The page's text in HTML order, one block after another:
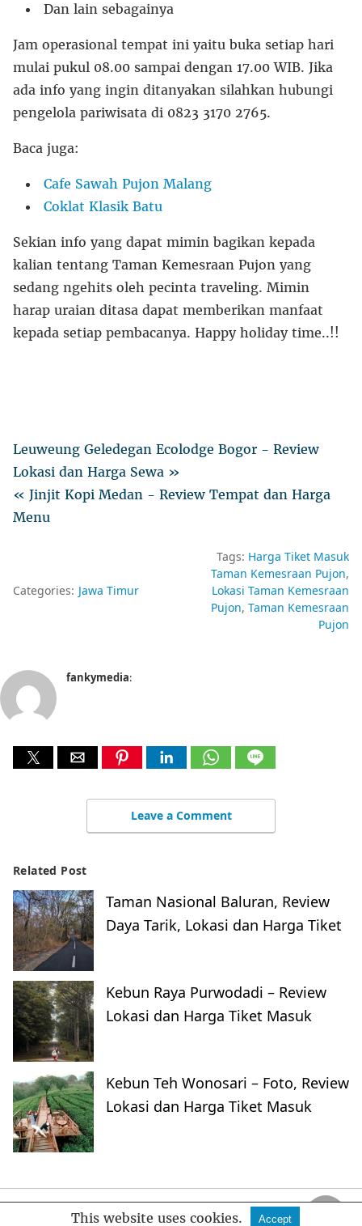
Dan lain sebagainya
Jam operasional tempat ini yaitu buka setiap hari
mulai pukul 08.00 sampai dengan 17.00 WIB. Jika
ada info yang ingin ditanyakan silahkan hubungi
pengelola pariwisata di 0823 3170 2765.
Baca juga:
Cafe Sawah Pujon Malang
Coklat Klasik Batu
Sekian info yang dapat mimin bagikan kepada
kalian tentang Taman Kemesraan Pujon yang
sedang ngehits oleh pecinta traveling. Mimin
harap uraian ditasa dapat memberikan manfaat
kepada setiap pembacanya. Happy holiday time..!!
Leuweung Geledegan Ecolodge Bogor - Review
Lokasi dan Harga Sewa »
« Jinjit Kopi Medan - Review Tempat dan Harga
Menu
Categories: Jawa Timur
Tags: Harga Tiket Masuk
Taman Kemesraan Pujon
Lokasi Taman Kemesraan
Pujon Taman Kemesraan
Pujon
fankymedia:
Leave a Comment
Related Post
Taman Nasional Baluran, Review
Daya Tarik, Lokasi dan Harga Tiket
Kebun Raya Purwodadi – Review
Lokasi dan Harga Tiket Masuk
Kebun Teh Wonosari – Foto, Review
Lokasi dan Harga Tiket Masuk
FankyMediaThis website uses cookies. Accept